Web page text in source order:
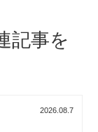
記事を
2026.08.7